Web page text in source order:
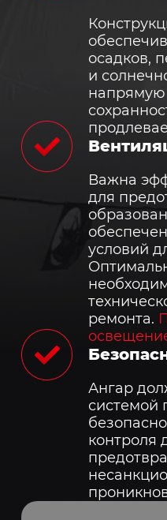
осадков,
и
напрямую
Важна
для
условий
ремонта.
Ангар
системой
контроля